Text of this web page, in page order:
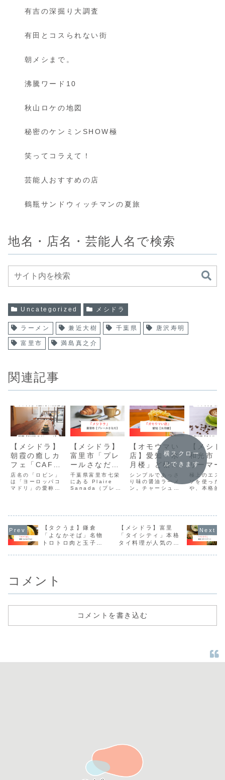
有吉の深掘り大調査
有田とコスられない街
朝メシまで。
沸騰ワード10
秋山ロケの地図
秘密のケンミンSHOW極
笑ってコラえて！
芸能人おすすめの店
鶴瓶サンドウィッチマンの夏旅
地名・店名・芸能人名で検索
Uncategorized メシドラ
ラーメン 兼近大樹 千葉県 唐沢寿明
富里市 満島真之介
関連記事
【メシドラ】
朝霞の癒しカ
フェ「CAFE
Robin
post」
店名の「ロビン」
は「ヨーロッパコ
マドリ」の愛称だ
もおしゃれです。
【メシドラ】
富里市「プレ
ールさなだ」
地元で愛され
続ける人気パ
ン屋
千葉県富里市七栄
にある Plaire
Sanada（プレー
り、焼き立てパン
の香りに包まれた
店内には、食パ
ン・惣菜パン・デ
【オモウマい
店】愛知「水
月楼」ど根性
中華！気合の
３００円ラー
メン
シンプルであっさ
り味の醤油ラーメ
ン。チャーシュー
【メシ
和光市「
リーマー
ヒー」｜
ラテと本
ザ
極上のエス
ソを使った
や、本格的
横スクロー
ルできます
【タクうま】鎌倉
「よなかそば」名物
トロトロ肉と玉子が
【メシドラ】富里
「タイシティ」本格
タイ料理が人気のカ
コメント
コメントを書き込む